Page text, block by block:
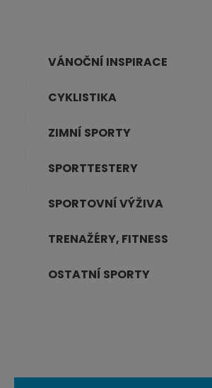
e
VÁNOČNÍ INSPIRACE
CYKLISTIKA
ZIMNÍ SPORTY
SPORTTESTERY
SPORTOVNÍ VÝŽIVA
TRENAŽÉRY, FITNESS
OSTATNÍ SPORTY